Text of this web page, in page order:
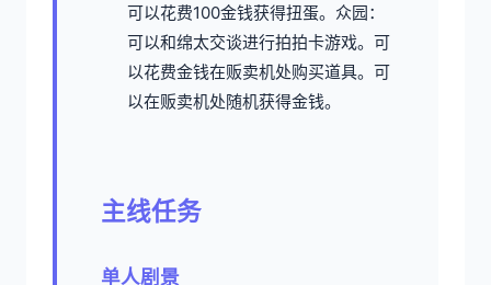
可以花费100金钱获得扭蛋。 众园：
可以和绵太交谈进行拍拍卡游戏。可
以花费金钱在贩卖机处购买道具。可
以在贩卖机处随机获得金钱。
主线任务
单人剧景